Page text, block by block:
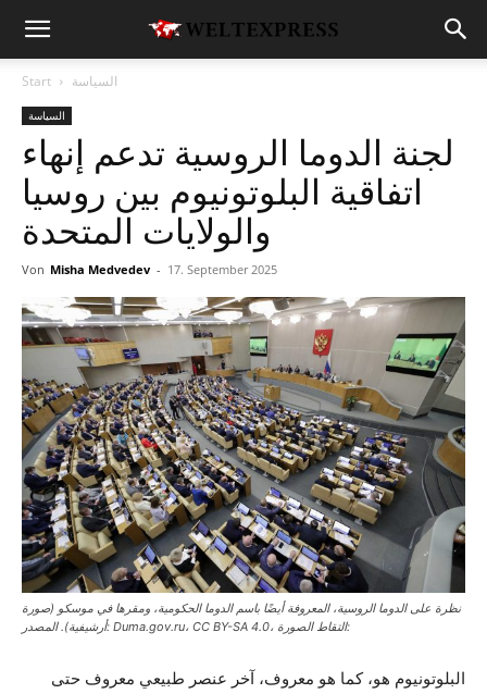
Start السياسة
السياسة
لجنة الدوما الروسية تدعم إنهاء
اتفاقية البلوتونيوم بين روسيا
والولايات المتحدة
Von Misha Medvedev - 17. September 2025
نظرة على الدوما الروسية، المعروفة أيضًا باسم الدوما الحكومية، ومقرها في موسكو (صورة
أرشيفية). المصدر: Duma.gov.ru، CC BY-SA 4.0، التقاط الصورة:
البلوتونيوم هو، كما هو معروف، آخر عنصر طبيعي معروف حتى